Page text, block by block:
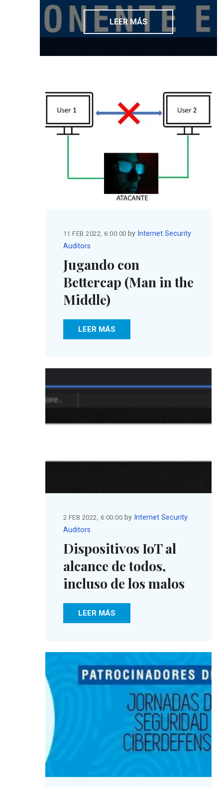
LEER MÁS
11 FEB 2022, 6:00:00 by Internet Security
Auditors
Jugando con
Bettercap (Man in the
Middle)
LEER MÁS
2 FEB 2022, 6:00:00 by Internet Security
Auditors
Dispositivos IoT al
alcance de todos,
incluso de los malos
LEER MÁS